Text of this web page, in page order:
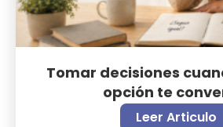
Tomar decisiones
opción te
Leer Articulo